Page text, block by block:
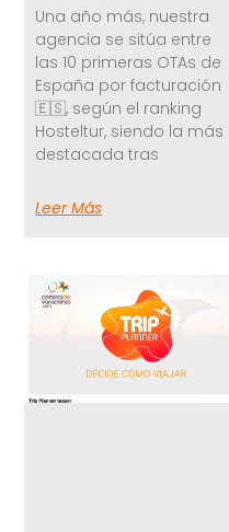
Una año más, nuestra
agencia se sitúa entre
las 10 primeras OTAs de
España por facturación
🇪🇸, según el ranking
Hosteltur, siendo la más
destacada tras
Leer Más